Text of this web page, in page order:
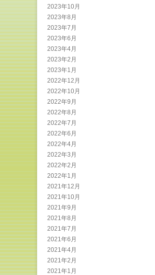
2023年10月
2023年8月
2023年7月
2023年6月
2023年4月
2023年2月
2023年1月
2022年12月
2022年10月
2022年9月
2022年8月
2022年7月
2022年6月
2022年4月
2022年3月
2022年2月
2022年1月
2021年12月
2021年10月
2021年9月
2021年8月
2021年7月
2021年6月
2021年4月
2021年2月
2021年1月